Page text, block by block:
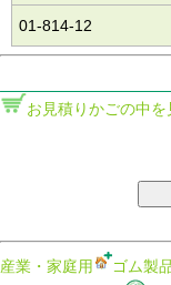
01-814-12
お見積りかごの中を
産業・家庭用 ゴム製